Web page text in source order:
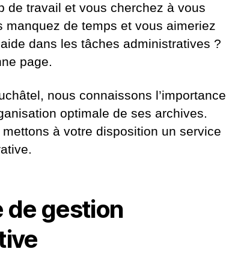
de travail et vous cherchez à vous
manquez de temps et vous aimeriez
dans les tâches administratives ?
page.
nous connaissons l’importance
optimale de ses archives.
mettons à votre disposition un service
de gestion